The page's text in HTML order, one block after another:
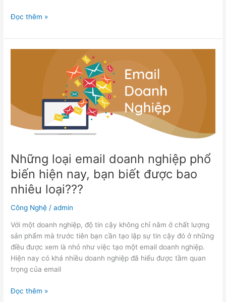
Đọc thêm »
Những loại email doanh nghiệp phổ
biến hiện nay, bạn biết được bao
nhiêu loại???
Công Nghệ /admin
Với một doanh nghiệp, độ tin cậy không chỉ nằm ở chất lượng
sản phẩm mà trước tiên bạn cần tạo lập sự tin cậy đó ở những
điều được xem là nhỏ như việc tạo một email doanh nghiệp.
Hiện nay có khá nhiều doanh nghiệp đã hiểu được tầm quan
trọng của email
phổ
bạn
biết
được
bao
loại???
Đọc thêm »